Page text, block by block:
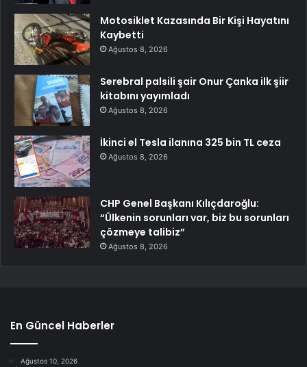
Motosiklet Kazasında Bir Kişi Hayatını
Kaybetti
Ağustos 8, 2026
Serebral palsili şair Onur Çanka ilk şiir
kitabını yayımladı
Ağustos 8, 2026
İkinci el Tesla ilanına 325 bin TL ceza
Ağustos 8, 2026
CHP Genel Başkanı Kılıçdaroğlu:
“Ülkenin sorunları var, biz bu sorunları
çözmeye talibiz”
Ağustos 8, 2026
En Güncel Haberler
Ağustos 10, 2026